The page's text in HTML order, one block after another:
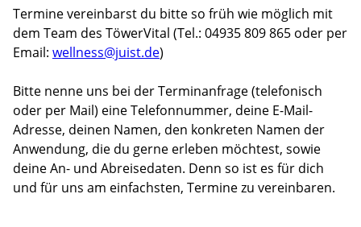
Termine vereinbarst du bitte so früh wie möglich mit
dem Team des TöwerVital (Tel.: 04935 809 865 oder per
Email: wellness@juist.de)
Bitte nenne uns bei der Terminanfrage (telefonisch
oder per Mail) eine Telefonnummer, deine E-Mail-
Adresse, deinen Namen, den konkreten Namen der
Anwendung, die du gerne erleben möchtest, sowie
deine An- und Abreisedaten. Denn so ist es für dich
und für uns am einfachsten, Termine zu vereinbaren.